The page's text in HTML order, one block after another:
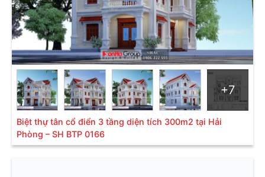
Mẫu nhà biệt thự 3 tầng mái Thái hiện đại có hình
thức thiết kế rất đa dạng từ phong cách kiến trúc cổ
điển, tân cổ điển cho đến hiện đại, nhà vườn, song
lập,… Hệ mái Thái sẽ mang đến vẻ đẹp phong phú,
đáp ứng nhu cầu, sở thích khác nhau của các chủ đầu
tư.
+7
Biệt thự tân cổ điển 3 tầng diện tích 300m2 tại Hải
Phòng – SH BTP 0166